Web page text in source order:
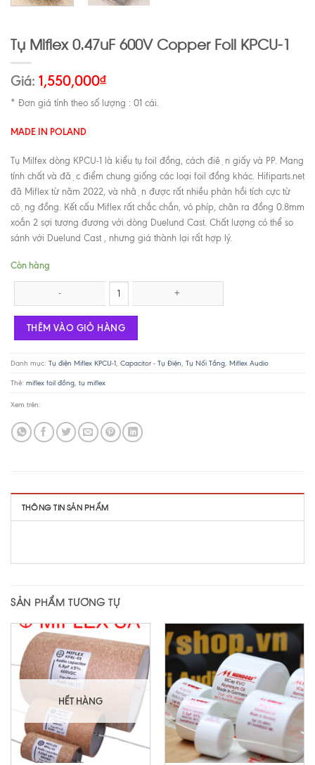
Tụ Miflex 0.47uF 600V Copper Foil KPCU-1
Giá: 1,550,000₫
* Đơn giá tính theo số lượng : 01 cái.
MADE IN POLAND
Tụ Milfex dòng KPCU-1 là kiểu tụ foil đồng, cách điện giấy và PP. Mang
tính chất và đặc điểm chung giống các loại foil đồng khác. Hifiparts.net
đã Miflex từ năm 2022, và nhận được rất nhiều phản hồi tích cực từ
cộng đồng. Kết cấu Miflex rất chắc chắn, vỏ phíp, chân ra đồng 0.8mm
xoắn 2 sợi tương đương với dòng Duelund Cast. Chất lượng có thể so
sánh với Duelund Cast , nhưng giá thành lại rất hợp lý.
Còn hàng
THÊM VÀO GIỎ HÀNG
Danh mục: Tụ điện Miflex KPCU-1, Capacitor - Tụ Điện, Tụ Nối Tầng, Miflex Audio
Thẻ: miflex foil đồng, tụ miflex
Xem trên:
THÔNG TIN SẢN PHẨM
SẢN PHẨM TƯƠNG TỰ
HẾT HÀNG